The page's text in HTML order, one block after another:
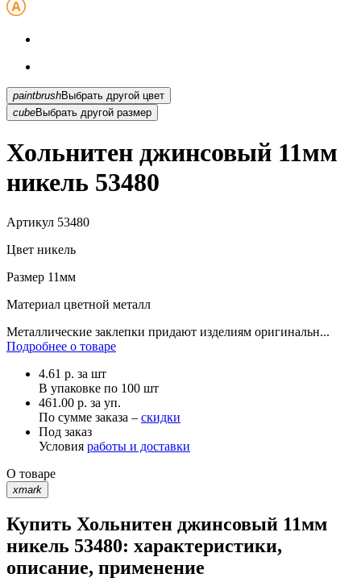
paintbrush
Выбрать другой цвет
cubeВыбрать другой размер
Хольнитен джинсовый 11мм
никель 53480
Артикул 53480
Цвет никель
Размер 11мм
Материал цветной металл
Металлические заклепки придают изделиям оригинальн...
Подробнее о товаре
4.61 р. за шт
В упаковке по 100 шт
461.00 р. за уп.
По сумме заказа – скидки
Под заказ
Условия работы и доставки
О товаре
xmark
Купить Хольнитен джинсовый 11мм
никель 53480: характеристики,
описание, применение